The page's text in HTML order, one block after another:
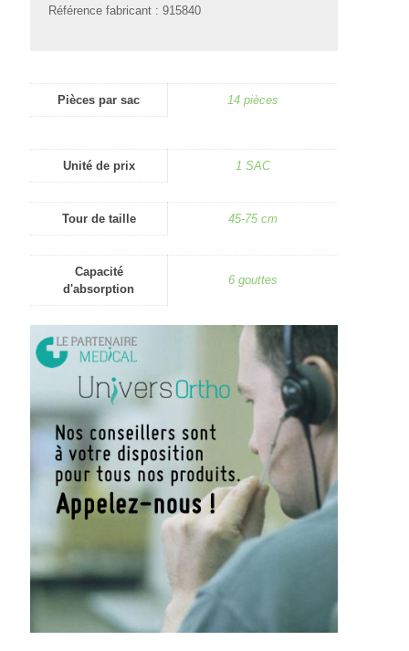
Référence fabricant : 915840
Pièces par sac 14 pièces
Unité de prix 1 SAC
Tour de taille 45-75 cm
Capacité
d'absorption
6 gouttes